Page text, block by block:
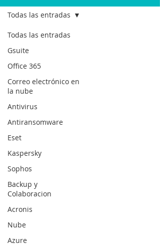
Todas las entradas
Gsuite
Office 365
Correo electrónico en
la nube
Antivirus
Antiransomware
Eset
Kaspersky
Sophos
Backup y
Colaboracion
Acronis
Nube
Azure
Todas las entradas